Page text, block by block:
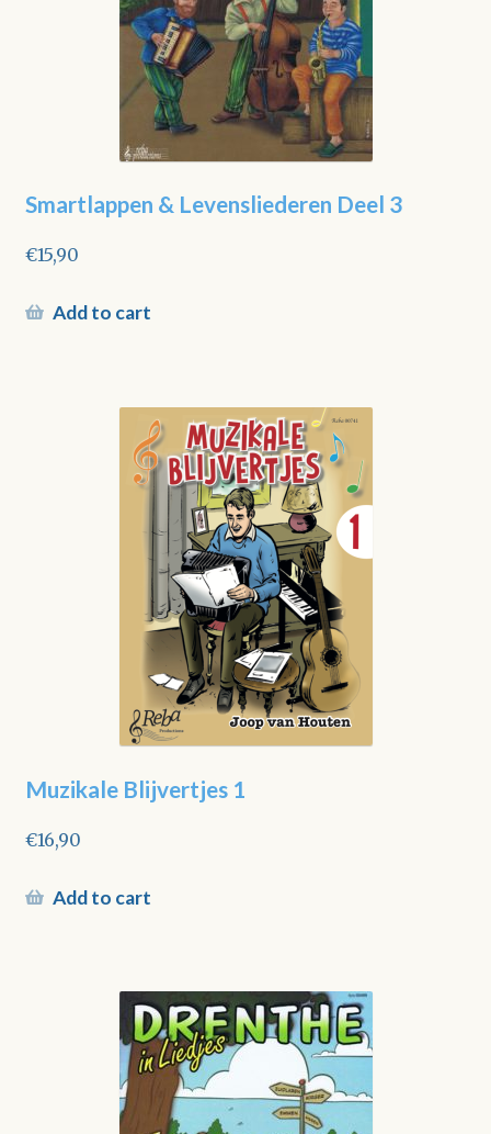
Smartlappen & Levensliederen Deel 3
€15,90
Add to cart
Muzikale Blijvertjes 1
€16,90
Add to cart